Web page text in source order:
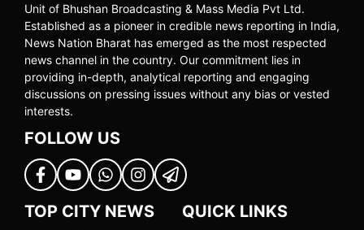
Unit of Bhushan Broadcasting & Mass Media Pvt Ltd.
Established as a pioneer in credible news reporting in India,
News Nation Bharat has emerged as the most respected
news channel in the country. Our commitment lies in
providing in-depth, analytical reporting and engaging
discussions on pressing issues without any bias or vested
interests.
FOLLOW US
TOP CITY NEWS QUICK LINKS